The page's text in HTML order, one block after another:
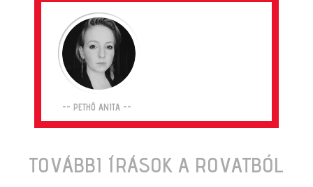
-- PETHŐ ANITA --
TOVÁBBI ÍRÁSOK A ROVATBÓL